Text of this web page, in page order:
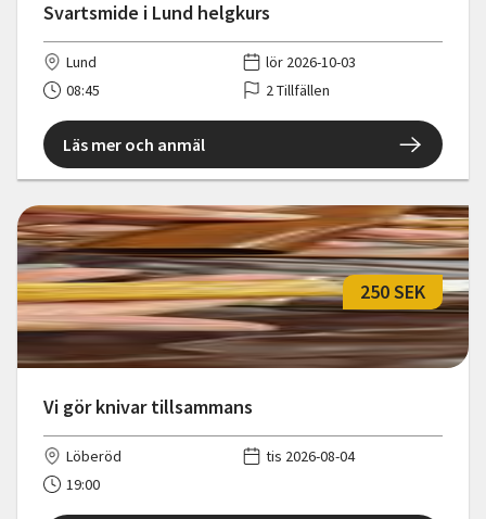
Svartsmide i Lund helgkurs
Lund
lör 2026-10-03
08:45
2 Tillfällen
Läs mer och anmäl
Vi gör knivar tillsammans
250 SEK
Löberöd
tis 2026-08-04
19:00